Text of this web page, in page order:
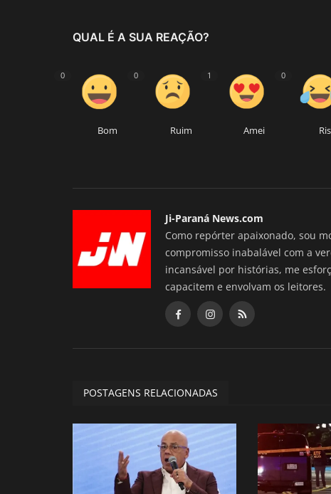
QUAL É A SUA REAÇÃO?
0
Bom
0
Ruim
1
Amei
0
Ji-Paraná News.com
Como repórter apaixonado, sou
compromisso inabalável com a
incansável por histórias, me
capacitem e envolvam os leitores.
POSTAGENS RELACIONADAS